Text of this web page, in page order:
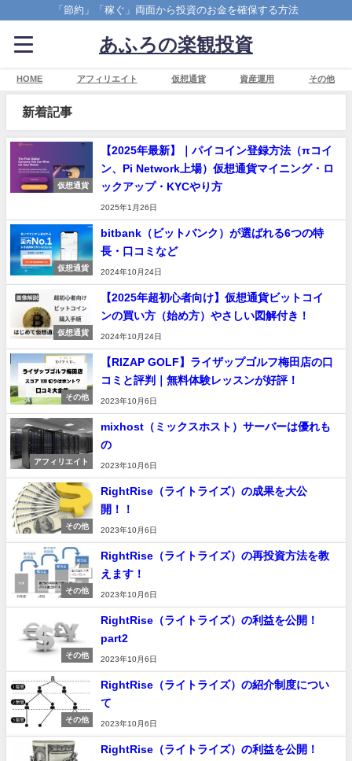
「節約」「稼ぐ」両面から投資のお金を確保する方法
あふろの楽観投資
HOME アフィリエイト 仮想通貨 資産運用 その他
新着記事
仮想通貨
【2025年最新】｜パイコイン登録方法（πコイ
ン、Pi Network上場）仮想通貨マイニング・ロ
ックアップ・KYCやり方
2025年1月26日
仮想通貨
bitbank（ビットバンク）が選ばれる6つの特
長・口コミなど
2024年10月24日
仮想通貨
【2025年超初心者向け】仮想通貨ビットコイ
ンの買い方（始め方）やさしい図解付き！
2024年10月24日
その他
【RIZAP GOLF】ライザップゴルフ梅田店の口
コミと評判｜無料体験レッスンが好評！
2023年10月6日
アフィリエイト
mixhost（ミックスホスト）サーバーは優れも
の
2023年10月6日
その他
RightRise（ライトライズ）の成果を大公
開！！
2023年10月6日
その他
RightRise（ライトライズ）の再投資方法を教
えます！
2023年10月6日
その他
RightRise（ライトライズ）の利益を公開！
part2
2023年10月6日
その他
RightRise（ライトライズ）の紹介制度につい
て
2023年10月6日
RightRise（ライトライズ）の利益を公開！